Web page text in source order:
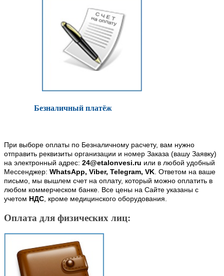
Безналичный платёж
При выборе оплаты по Безналичному расчету, вам нужно
отправить реквизиты организации и номер Заказа (вашу Заявку)
на электронный адрес: 24@etalonvesi.ru или в любой удобный
Мессенджер: WhatsApp, Viber, Telegram, VK. Ответом на ваше
письмо, мы вышлем счет на оплату, который можно оплатить в
любом коммерческом банке. Все цены на Сайте указаны с
учетом НДС, кроме медицинского оборудования.
Оплата для физических лиц: